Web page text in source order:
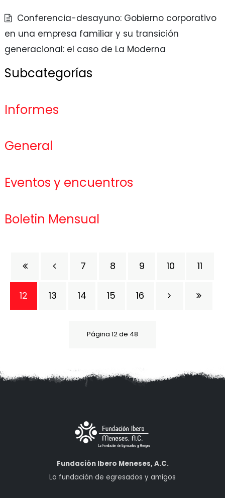
Conferencia-desayuno: Gobierno corporativo
en una empresa familiar y su transición
generacional: el caso de La Moderna
Subcategorías
Informes
General
Eventos y encuentros
Boletin Mensual
Página 12 de 48
7 8 9 10 11
12 13 14 15 16
Fundación Ibero Meneses, A.C.
La fundación de egresados y amigos